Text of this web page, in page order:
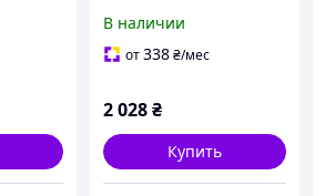
В наличии
от338₴/мес
2 028₴
Купить